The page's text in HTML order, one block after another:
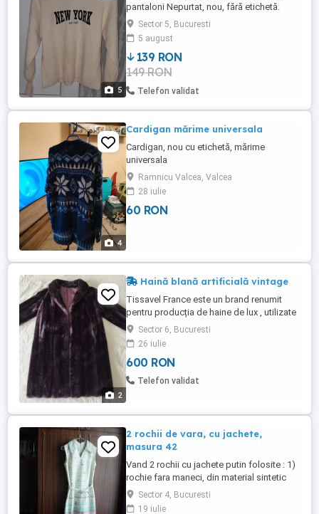
5
pantaloni Nepurtat, nou, fără etichetă.
Bluză cu mânecă lungă și detaliu deget
mare. Pantaloni cu talie elastică. Culoare:
Crem Material: Acrilic și Lână Mărime: fără
etichetă Măsurători aproximative: - Bluză:
lungime 60 cm, lățime 52 cm, mânecă 53
cm - Pantaloni: ...
Sector 5, Bucuresti
5 august
139 RON
149 RON
Telefon validat
4
Cardigan mărime universala
Cardigan, nou cu etichetă, mărime
universala
Ramnicu Valcea, Valcea
28 iulie
60 RON
2
Haină blană artificială vintage
Tissavel France este un brand renumit
pentru producția de haine de lux , utilizate
frecvent în piesele vestimentare vintage
din anii '50 până în anii '70. Mărimea hainei
: 44-46. Lungimea hainei: 110cm.
Lungimea mânecii: 58cm. Închiderea
hainei: prin suprapunere și sistem "moș și
Sector 6, Bucuresti
26 iulie
600 RON
Telefon validat
2 rochii de vara, cu jachete,
masura 42
Vand 2 rochii cu jachete putin folosite : 1)
rochie fara maneci, din material sintetic
gros, masura 42, adusa din Canada, pe
fond alb cu dungi si pete in diferite culori,
Sector 4, Bucuresti
19 iulie